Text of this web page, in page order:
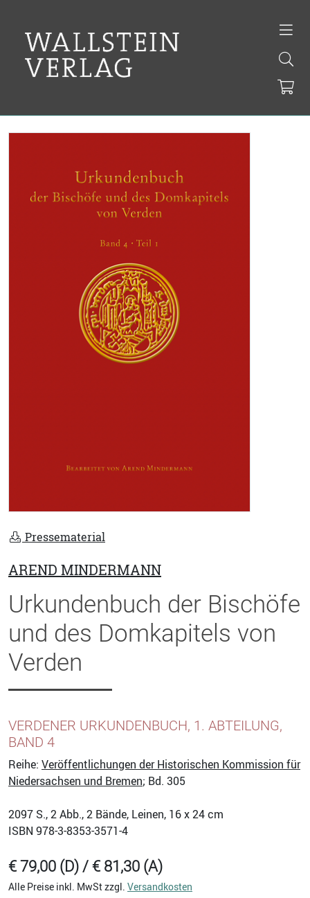
Pressematerial
AREND MINDERMANN
Urkundenbuch der Bischöfe
und des Domkapitels von
Verden
VERDENER URKUNDENBUCH, 1. ABTEILUNG,
BAND 4
Reihe: Veröffentlichungen der Historischen Kommission für
Niedersachsen und Bremen; Bd. 305
2097 S., 2 Abb., 2 Bände, Leinen, 16 x 24 cm
ISBN 978-3-8353-3571-4
€ 79,00 (D) / € 81,30 (A)
Alle Preise inkl. MwSt zzgl. Versandkosten